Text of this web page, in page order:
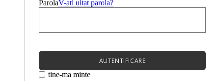
ParolaV-ati uitat parola?
AUTENTIFICARE
tine-ma minte